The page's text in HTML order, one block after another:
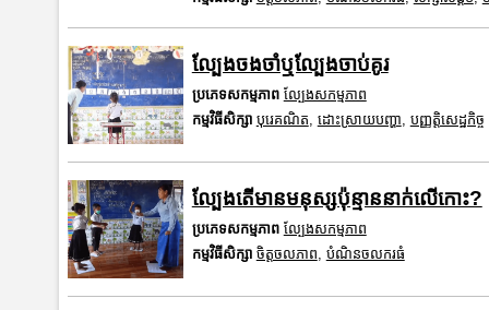
ល្បែងចងចាំឬល្បែងចាប់គូរ
ប្រភេទសកម្មភាព ល្បែងសកម្មភាព
កម្មវិធីសិក្សា បុរេគណិត ដោះស្រាយបញ្ហា បញ្ញត្តិសេដ្ឋកិច្ច
ល្បែងតើមានមនុស្សប៉ុន្មាននាក់លើកោះ?
ប្រភេទសកម្មភាព ល្បែងសកម្មភាព
កម្មវិធីសិក្សា ចិត្តចលភាព បំណិនចលករធំ